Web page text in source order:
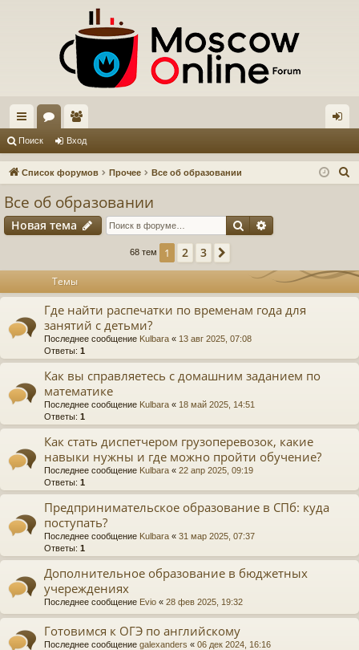
с
ы ум
ол
ьз
ат
ел
д
Поиск Вход
Список форумов Прочее Все об образовании
Все об образовании
Новая тема Поиск
68 тем 1 2 3
Темы
Где найти распечатки по временам года для
занятий с детьми?
Последнее сообщение Kulbara « 13 авг 2025, 07:08
Ответы: 1
Как вы справляетесь с домашним заданием по
математике
Последнее сообщение Kulbara « 18 май 2025, 14:51
Ответы: 1
Как стать диспетчером грузоперевозок, какие
навыки нужны и где можно пройти обучение?
Последнее сообщение Kulbara « 22 апр 2025, 09:19
Ответы: 1
Предпринимательское образование в СПб: куда
поступать?
Последнее сообщение Kulbara « 31 мар 2025, 07:37
Ответы: 1
Дополнительное образование в бюджетных
учереждениях
Последнее сообщение Evio « 28 фев 2025, 19:32
Готовимся к ОГЭ по английскому
Последнее сообщение galexanders « 06 дек 2024, 16:16